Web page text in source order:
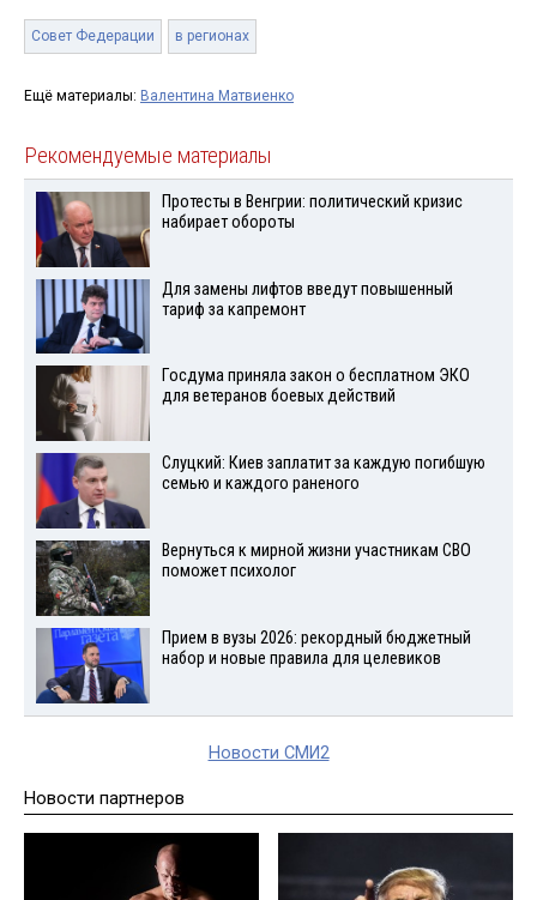
Совет Федерации в регионах
Ещё материалы: Валентина Матвиенко
Рекомендуемые материалы
Протесты в Венгрии: политический кризис
набирает обороты
Для замены лифтов введут повышенный
тариф за капремонт
Госдума приняла закон о бесплатном ЭКО
для ветеранов боевых действий
Слуцкий: Киев заплатит за каждую погибшую
семью и каждого раненого
Вернуться к мирной жизни участникам СВО
поможет психолог
Прием в вузы 2026: рекордный бюджетный
набор и новые правила для целевиков
Новости СМИ2
Новости партнеров